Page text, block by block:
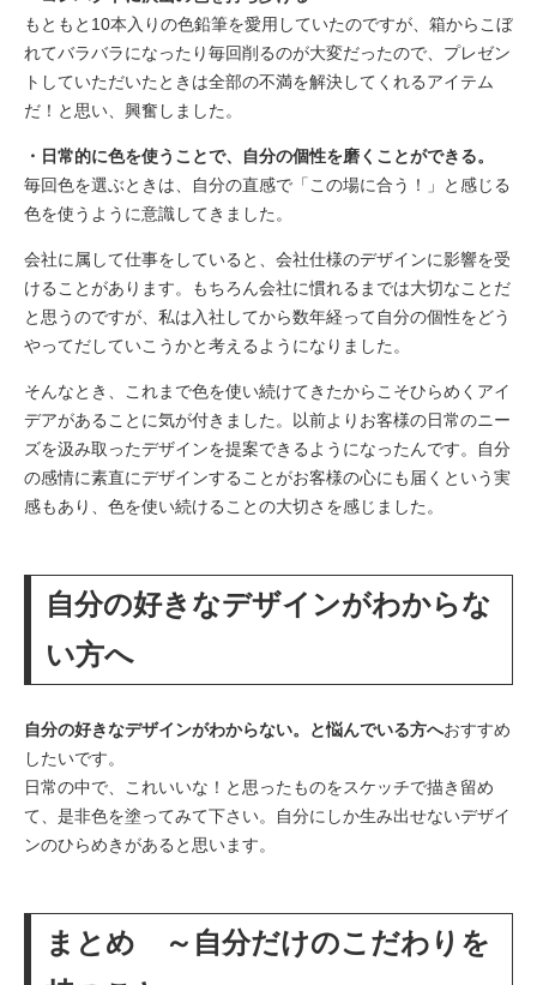
もともと10本入りの色鉛筆を愛用していたのですが、箱からこぼ
れてバラバラになったり毎回削るのが大変だったので、プレゼン
トしていただいたときは全部の不満を解決してくれるアイテム
だ！と思い、興奮しました。
・日常的に色を使うことで、自分の個性を磨くことができる。
毎回色を選ぶときは、自分の直感で「この場に合う！」と感じる
色を使うように意識してきました。
会社に属して仕事をしていると、会社仕様のデザインに影響を受
けることがあります。もちろん会社に慣れるまでは大切なことだ
と思うのですが、私は入社してから数年経って自分の個性をどう
やってだしていこうかと考えるようになりました。
そんなとき、これまで色を使い続けてきたからこそひらめくアイ
デアがあることに気が付きました。以前よりお客様の日常のニー
ズを汲み取ったデザインを提案できるようになったんです。自分
の感情に素直にデザインすることがお客様の心にも届くという実
感もあり、色を使い続けることの大切さを感じました。
自分の好きなデザインがわからな
い方へ
自分の好きなデザインがわからない。と悩んでいる方へおすすめ
したいです。
日常の中で、これいいな！と思ったものをスケッチで描き留め
て、是非色を塗ってみて下さい。自分にしか生み出せないデザイ
ンのひらめきがあると思います。
まとめ ～自分だけのこだわりを